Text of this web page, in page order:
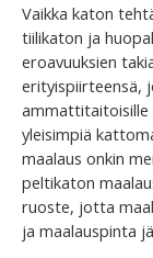
Vaikka katon
tiilikaton ja
eroavuuksien
erityispiirteensä,
ammattitaitoisille
yleisimpiä
maalaus onkin
peltikaton
ruoste, jotta
ja maalauspinta